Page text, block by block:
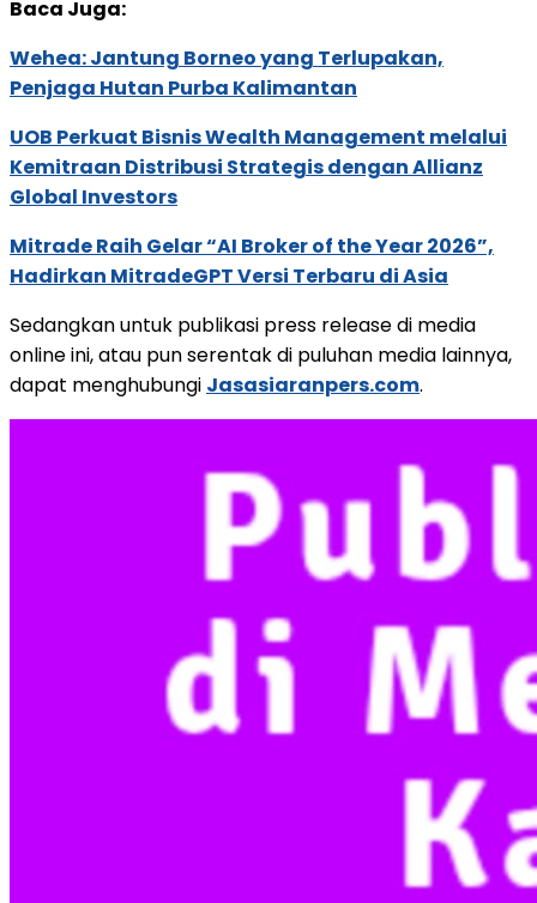
Baca Juga:
Wehea: Jantung Borneo yang Terlupakan,
Penjaga Hutan Purba Kalimantan
UOB Perkuat Bisnis Wealth Management melalui
Kemitraan Distribusi Strategis dengan Allianz
Global Investors
Mitrade Raih Gelar “AI Broker of the Year 2026”,
Hadirkan MitradeGPT Versi Terbaru di Asia
Sedangkan untuk publikasi press release di media
online ini, atau pun serentak di puluhan media lainnya,
dapat menghubungi Jasasiaranpers.com.